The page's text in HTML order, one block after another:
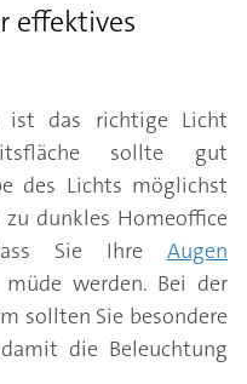
effektives
ist das richtige Licht
sollte gut
des Lichts möglichst
dunkles Homeoffice
Sie Ihre Augen
werden. Bei der
sollten Sie besondere
die Beleuchtung